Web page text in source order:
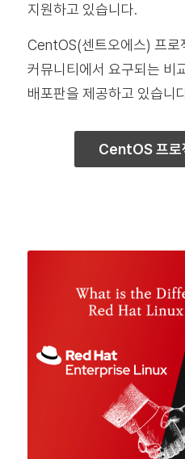
지원하고 있습니다.
CentOS(센트오에스) 프로
커뮤니티에서 요구되는 비
배포판을 제공하고 있습니
CentOS 프로